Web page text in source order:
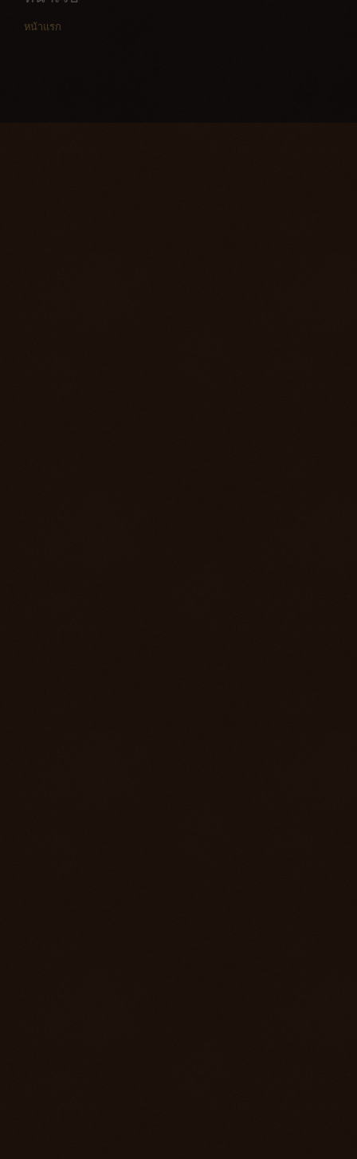
หน้าแรก